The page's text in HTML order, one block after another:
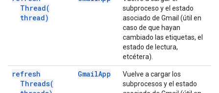
Thread(
thread)
subproceso y el estado
asociado de Gmail (útil en
caso de que hayan
cambiado las etiquetas, el
estado de lectura,
etcétera).
refresh
Threads(
GmailApp
Vuelve a cargar los
subprocesos y el estado